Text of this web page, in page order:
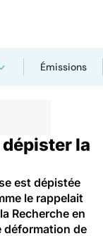
Émissions
la
est dépistée
le rappelait
Recherche en
déformation de